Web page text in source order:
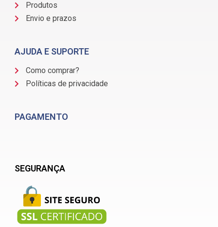
Produtos
Envio e prazos
AJUDA E SUPORTE
Como comprar?
Políticas de privacidade
PAGAMENTO
SEGURANÇA